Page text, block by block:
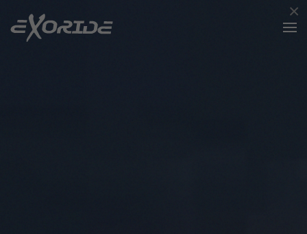
Zum Hauptinhalt springen
×